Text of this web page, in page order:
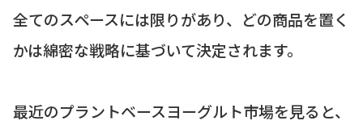
全てのスペースには限りがあり、どの商品を置く
かは綿密な戦略に基づいて決定されます。
最近のプラントベースヨーグルト市場を見ると、